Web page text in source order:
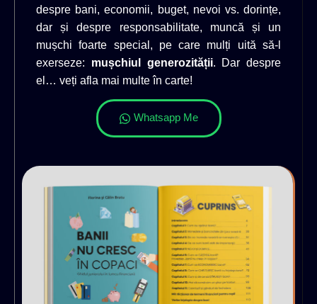
despre bani, economii, buget, nevoi vs. dorințe,
dar și despre responsabilitate, muncă și un
mușchi foarte special, pe care mulți uită să-l
exerseze: mușchiul generozității. Dar despre
el… veți afla mai multe în carte!
Whatsapp Me